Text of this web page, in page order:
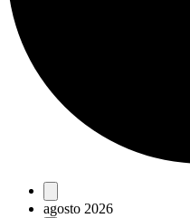
Eventos
agosto 2026